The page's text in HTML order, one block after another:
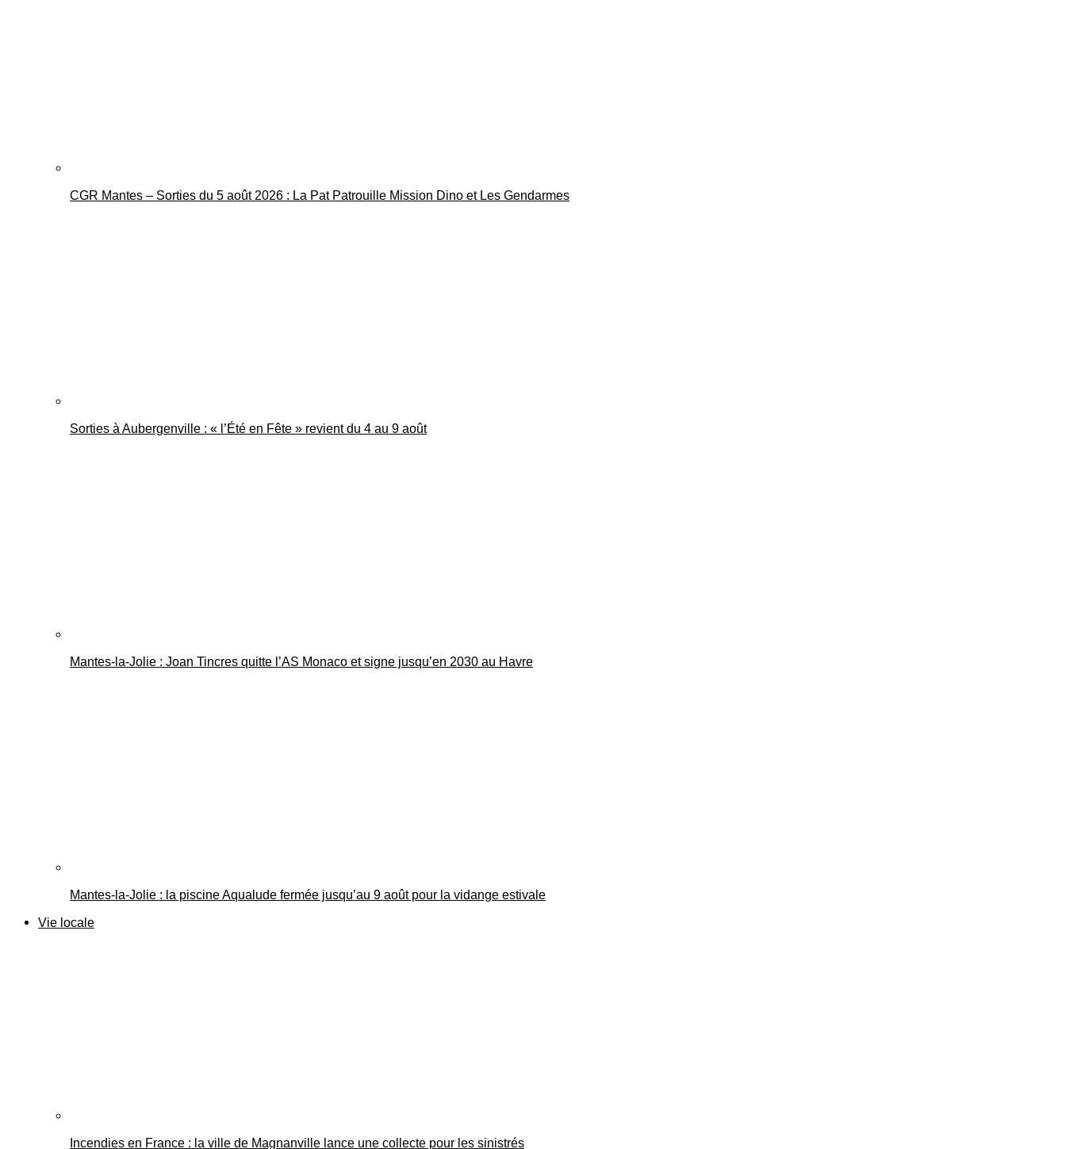
CGR Mantes – Sorties du 5 août 2026 : La Pat Patrouille Mission Dino et Les Gendarmes
Sorties à Aubergenville : « l’Été en Fête » revient du 4 au 9 août
Mantes-la-Jolie : Joan Tincres quitte l’AS Monaco et signe jusqu’en 2030 au Havre
Mantes-la-Jolie : la piscine Aqualude fermée jusqu’au 9 août pour la vidange estivale
Vie locale
Incendies en France : la ville de Magnanville lance une collecte pour les sinistrés